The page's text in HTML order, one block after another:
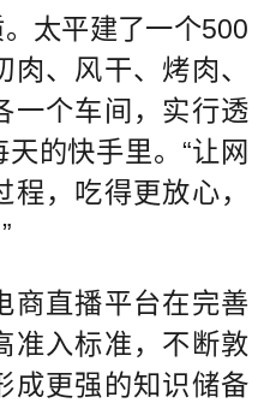
太平建了一个500
、风干、烤肉、
一个车间，实行透
的快手里。“让网
，吃得更放心，
商直播平台在完善
准入标准，不断敦
成更强的知识储备